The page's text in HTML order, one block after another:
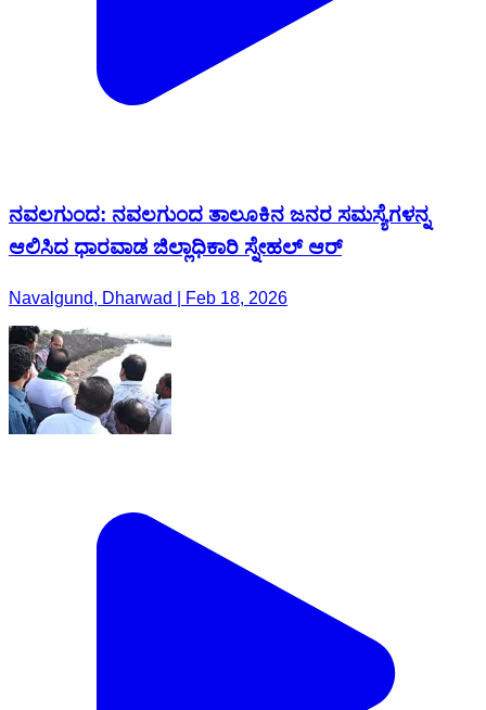
ನವಲಗುಂದ: ನವಲಗುಂದ ತಾಲೂಕಿನ ಜನರ ಸಮಸ್ಯೆಗಳನ್ನ
ಆಲಿಸಿದ ಧಾರವಾಡ ಜಿಲ್ಲಾಧಿಕಾರಿ ಸ್ನೇಹಲ್ ಆರ್
Navalgund, Dharwad | Feb 18, 2026